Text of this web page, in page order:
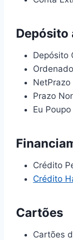
Depósito
Depósito
Ordenado
NetPrazo
Prazo
Eu Poupo
Crédito
Crédito
Cartões
Cartões